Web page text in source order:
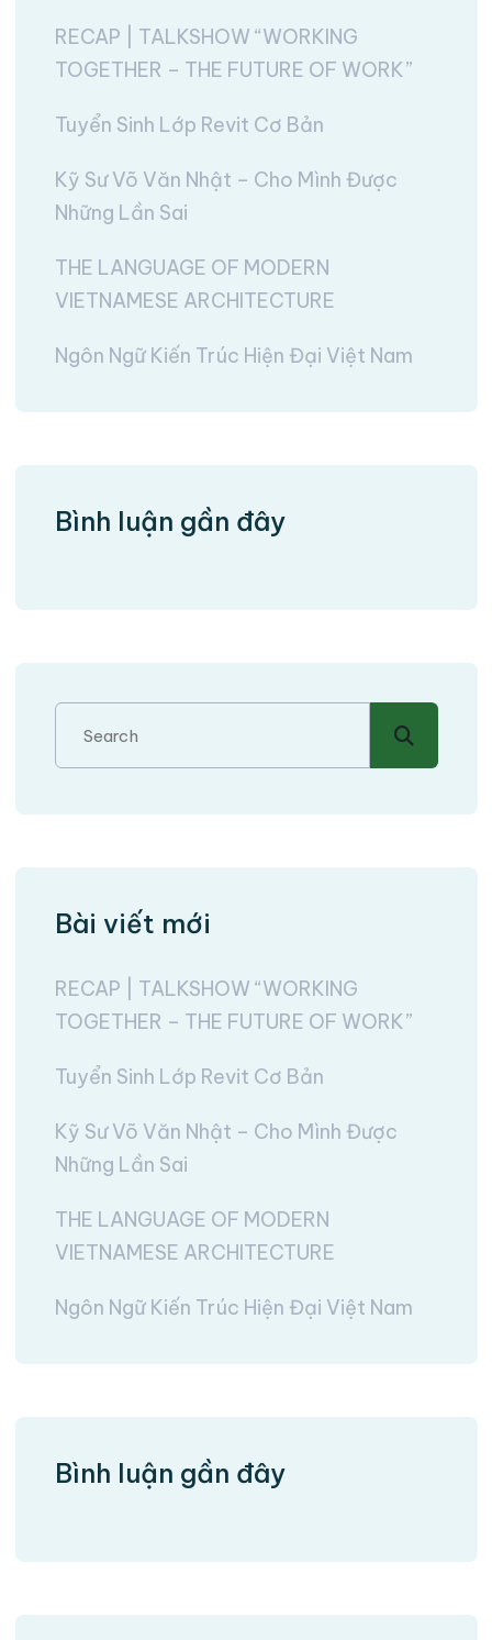
RECAP | TALKSHOW “WORKING
TOGETHER – THE FUTURE OF WORK”
Tuyển Sinh Lớp Revit Cơ Bản
Kỹ Sư Võ Văn Nhật – Cho Mình Được
Những Lần Sai
THE LANGUAGE OF MODERN
VIETNAMESE ARCHITECTURE
Ngôn Ngữ Kiến Trúc Hiện Đại Việt Nam
Bình luận gần đây
Bài viết mới
RECAP | TALKSHOW “WORKING
TOGETHER – THE FUTURE OF WORK”
Tuyển Sinh Lớp Revit Cơ Bản
Kỹ Sư Võ Văn Nhật – Cho Mình Được
Những Lần Sai
THE LANGUAGE OF MODERN
VIETNAMESE ARCHITECTURE
Ngôn Ngữ Kiến Trúc Hiện Đại Việt Nam
Bình luận gần đây